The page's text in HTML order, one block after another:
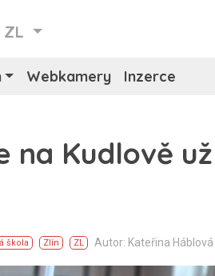
ZL
Webkamery Inzerce
na Kudlově už
škola Zlín ZL Autor: Kateřina Háblová